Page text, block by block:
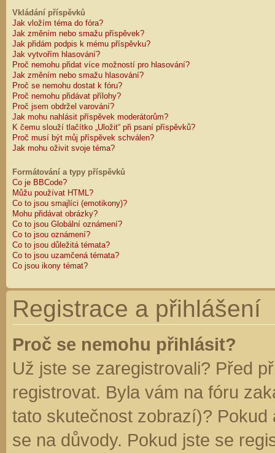
Vkládání příspěvků
Jak vložím téma do fóra?
Jak změním nebo smažu příspěvek?
Jak přidám podpis k mému příspěvku?
Jak vytvořím hlasování?
Proč nemohu přidat více možností pro hlasování?
Jak změním nebo smažu hlasování?
Proč se nemohu dostat k fóru?
Proč nemohu přidávat přílohy?
Proč jsem obdržel varování?
Jak mohu nahlásit příspěvek moderátorům?
K čemu slouží tlačítko „Uložit“ při psaní příspěvků?
Proč musí být můj příspěvek schválen?
Jak mohu oživit svoje téma?
Formátování a typy příspěvků
Co je BBCode?
Můžu používat HTML?
Co to jsou smajlíci (emotikony)?
Mohu přidávat obrázky?
Co to jsou Globální oznámení?
Co to jsou oznámení?
Co to jsou důležitá témata?
Co to jsou uzamčená témata?
Co jsou ikony témat?
Registrace a přihlášení
Proč se nemohu přihlásit?
Už jste se zaregistrovali? Před
registrovat. Byla vám na fóru
tato skutečnost zobrazí)?
se na důvody. Pokud jste se